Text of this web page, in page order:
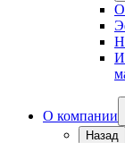
О компании
Назад